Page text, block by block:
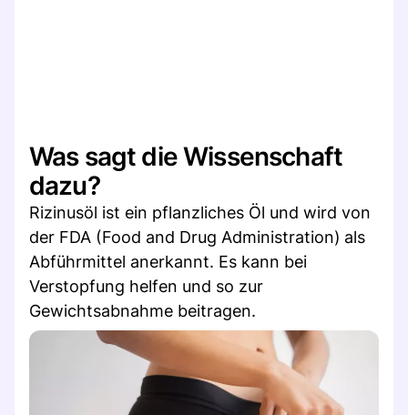
Was sagt die Wissenschaft
dazu?
Rizinusöl ist ein pflanzliches Öl und wird von
der FDA (Food and Drug Administration) als
Abführmittel anerkannt. Es kann bei
Verstopfung helfen und so zur
Gewichtsabnahme beitragen.